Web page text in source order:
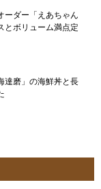
ーダー「えあちゃん
とボリューム満点定
達磨」の海鮮丼と長